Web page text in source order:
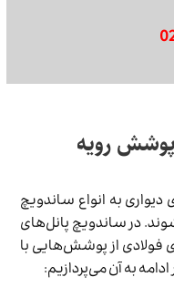
پوشش رویه
به انواع ساندویچ
در ساندویچ پانل‌های
فولادی از پوشش‌هایی با
به آن می‌پردازیم: